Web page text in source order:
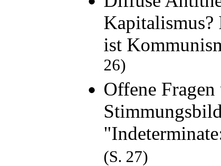
Kapitalismus?
ist
26)
Offene
(S. 27)